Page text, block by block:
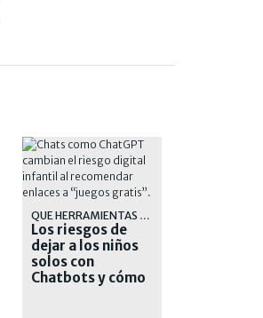
QUE HERRAMIENTAS TENEMOS
Los riesgos de
dejar a los niños
solos con
Chatbots y cómo